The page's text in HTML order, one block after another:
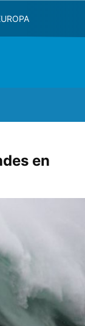
en